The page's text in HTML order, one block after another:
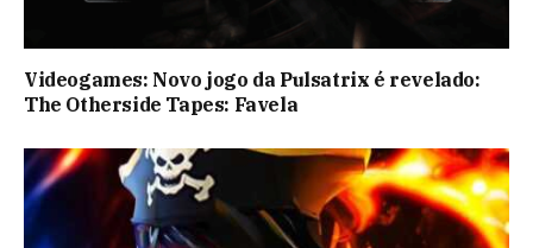
Videogames: Novo jogo da Pulsatrix é revelado:
The Otherside Tapes: Favela